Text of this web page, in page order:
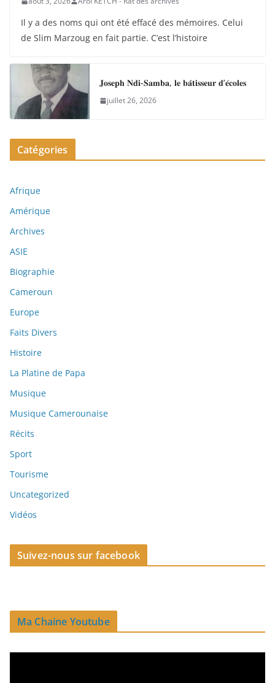
Il y a des noms qui ont été effacé des mémoires. Celui
de Slim Marzoug en fait partie. C’est l’histoire
𝐉𝐨𝐬𝐞𝐩𝐡 𝐍𝐝𝐢-𝐒𝐚𝐦𝐛𝐚, 𝐥𝐞 𝐛𝐚̂𝐭𝐢𝐬𝐬𝐞𝐮𝐫 𝐝’𝐞́𝐜𝐨𝐥𝐞𝐬
juillet 26, 2026
Catégories
Afrique
Amérique
Archives
ASIE
Biographie
Cameroun
Europe
Faits Divers
Histoire
La Platine de Papa
Musique
Musique Camerounaise
Récits
Sport
Tourisme
Uncategorized
Vidéos
Suivez-nous sur facebook
Ma Chaine Youtube